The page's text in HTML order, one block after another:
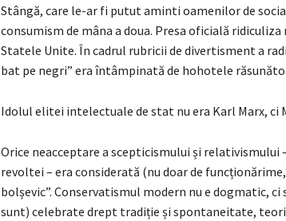
Stângă, care le-ar fi putut aminti oamenilor de
consumism de mâna a doua. Presa oficială
Statele Unite. În cadrul rubricii de divertisment a
bat pe negri” era întâmpinată de hohotele
Idolul elitei intelectuale de stat nu era Karl Marx, ci
Orice neacceptare a scepticismului și
revoltei – era considerată (nu doar de
bolșevic”. Conservatismul modern nu e dogmatic,
sunt) celebrate drept tradiție și spontaneitate,